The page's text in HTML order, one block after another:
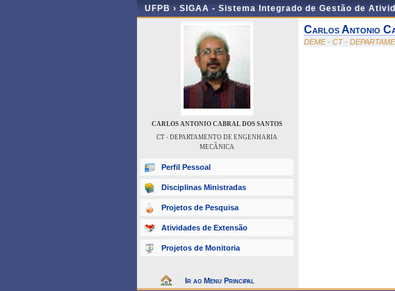
UFPB › SIGAA - Sistema Integrado de Gestão de
CARLOS ANTONIO CABRAL DOS SANTOS
CT - DEPARTAMENTO DE ENGENHARIA
MECÂNICA
Perfil Pessoal
Disciplinas Ministradas
Projetos de Pesquisa
Atividades de Extensão
Projetos de Monitoria
Ir ao Menu Principal
Carlos Antonio
DEME - CT -